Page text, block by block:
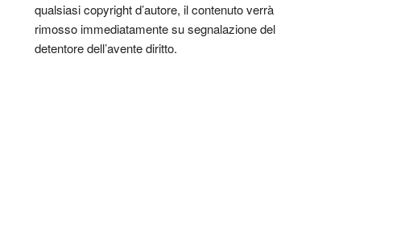
qualsiasi copyright d’autore, il contenuto verrà
rimosso immediatamente su segnalazione del
detentore dell’avente diritto.